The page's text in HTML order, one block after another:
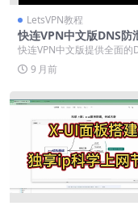
LetsVPN教程
快连VPN中文版DNS防
置
快连VPN中文版提供全面的
泄漏设置方案，有效保护用
不被ISP或第三...
9 月前